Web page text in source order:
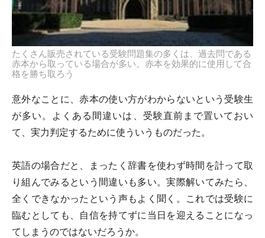
たくさん販売されている受験問題集の多くは、過去問である
赤本から取っている場合が多い。赤本を効果的に使用して合
格を勝ち取ろう
意外なことに、赤本の使い方がわからないという受験生
が多い。よくある間違いは、受験直前まで置いておい
て、実力判定するために使ういうものだった。
英語の場合だと、まったく辞書を使わず時間を計って取
り組んでみるという間違いも多い。実際解いてみたら、
全くできなかったという声もよく聞く。これでは受験に
臨むとしても、自信を持てずに当日を迎えることになっ
てしまうのではないだろうか。